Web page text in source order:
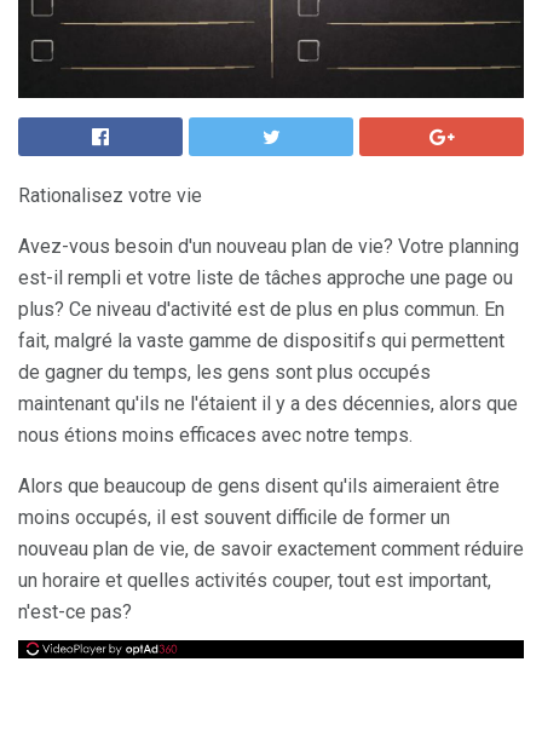
Rationalisez votre vie
Avez-vous besoin d'un nouveau plan de vie? Votre planning
est-il rempli et votre liste de tâches approche une page ou
plus? Ce niveau d'activité est de plus en plus commun. En
fait, malgré la vaste gamme de dispositifs qui permettent
de gagner du temps, les gens sont plus occupés
maintenant qu'ils ne l'étaient il y a des décennies, alors que
nous étions moins efficaces avec notre temps.
Alors que beaucoup de gens disent qu'ils aimeraient être
moins occupés, il est souvent difficile de former un
nouveau plan de vie, de savoir exactement comment réduire
un horaire et quelles activités couper, tout est important,
n'est-ce pas?